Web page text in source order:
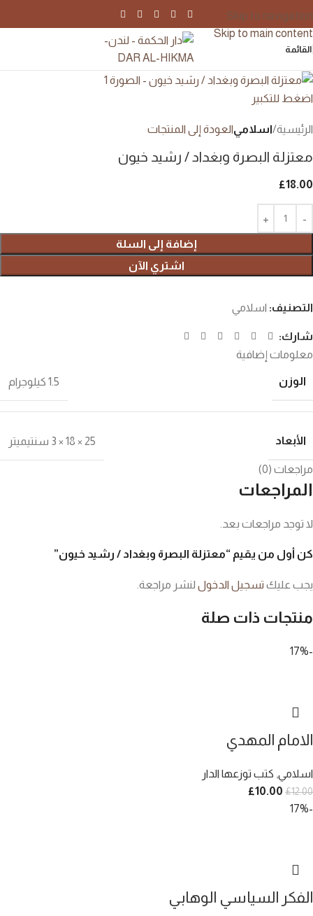
Skip to navigation
Skip to main content
القائمة
اضغط للتكبير
الرئيسية اسلاميالعودة إلى المنتجات
معتزلة البصرة وبغداد / رشيد خيون
£18.00
إضافة إلى السلة
اشتري الآن
التصنيف: اسلامي
شارك:
معلومات إضافية
الوزن 1.5 كيلوجرام
الأبعاد 25 × 18 × 3 سنتيميتر
مراجعات (0)
المراجعات
لا توجد مراجعات بعد.
كن أول من يقيم “معتزلة البصرة وبغداد / رشيد خيون”
يجب عليك تسجيل الدخول لنشر مراجعة.
منتجات ذات صلة
-17%
الامام المهدي
اسلامي كتب توزعها الدار
£12.00
£10.00
-17%
الفكر السياسي الوهابي